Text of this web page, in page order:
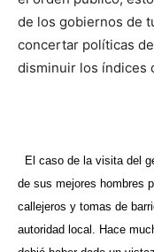
de los gobiernos de
concertar políticas
disminuir los índices
El caso de la visita del
de sus mejores hombres
callejeros y tomas de
autoridad local. Hace